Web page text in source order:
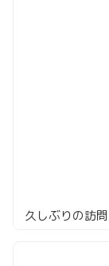
久しぶりの訪